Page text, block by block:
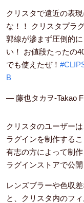
クリスタで遠近の表
な！！ クリスタプラ
郭線が滲まず圧倒的
い！ お値段たったの
でも使えたぜ！
B
— 藤也タカヲ-Takao
クリスタのユーザー
ラグインを制作するこ
有志の方によって制
ラグインストアで公開
レンズブラーや色収
と、クリスタ内のフ